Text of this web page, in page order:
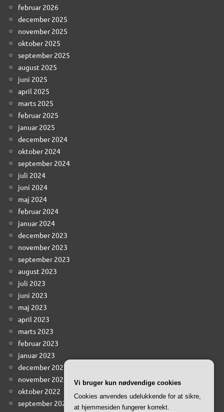
februar 2026
december 2025
november 2025
oktober 2025
september 2025
august 2025
juni 2025
april 2025
marts 2025
februar 2025
januar 2025
december 2024
oktober 2024
september 2024
juli 2024
juni 2024
maj 2024
februar 2024
januar 2024
december 2023
november 2023
september 2023
august 2023
juli 2023
juni 2023
maj 2023
april 2023
marts 2023
februar 2023
januar 2023
december 2022
november 2022
oktober 2022
september 2022
Vi bruger kun nødvendige cookies
Cookies anvendes udelukkende for at sikre,
at hjemmesiden fungerer korrekt.